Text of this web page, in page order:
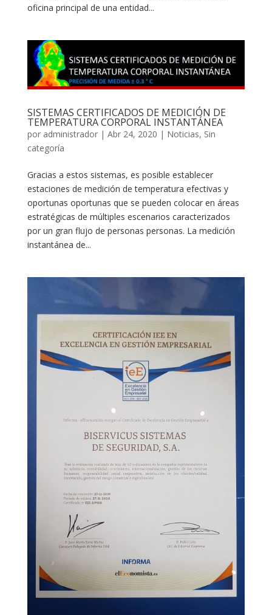
oficina principal de una entidad...
SISTEMAS CERTIFICADOS DE MEDICIÓN DE
TEMPERATURA CORPORAL INSTANTÁNEA
por administrador| Abr 24, 2020 | Noticias, Sin
categoría
Gracias a estos sistemas, es posible establecer
estaciones de medición de temperatura efectivas y
oportunas oportunas que se pueden colocar en áreas
estratégicas de múltiples escenarios caracterizados
por un gran flujo de personas personas. La medición
instantánea de...